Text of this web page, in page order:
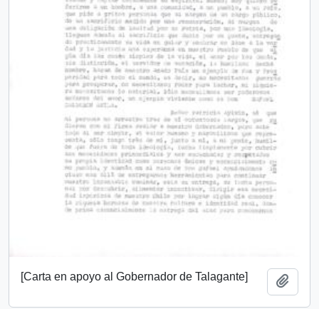
[Carta en apoyo al Gobernador de Talagante]